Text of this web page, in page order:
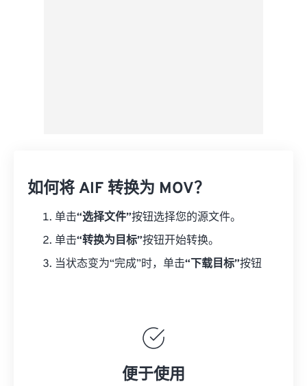
如何将 AIF 转换为 MOV？
单击“选择文件”按钮选择您的源文件。
单击“转换为目标”按钮开始转换。
当状态变为“完成”时，单击“下载目标”按钮
便于使用